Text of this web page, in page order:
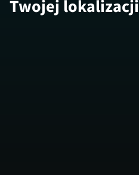
Twojej lokalizacji